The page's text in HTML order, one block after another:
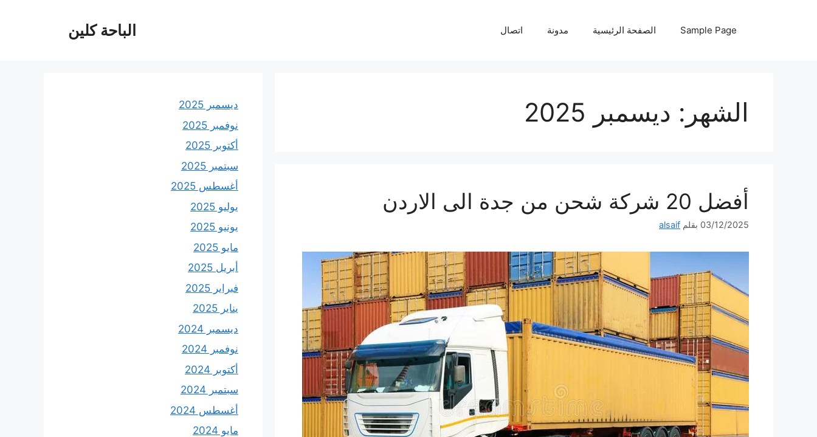
الباحة كلين Sample Page الصفحة الرئيسية مدونة اتصال
الشهر: ديسمبر 2025
أفضل 20 شركة شحن من جدة الى الاردن
03/12/2025 بقلم alsaif
ديسمبر 2025
نوفمبر 2025
أكتوبر 2025
سبتمبر 2025
أغسطس 2025
يوليو 2025
يونيو 2025
مايو 2025
أبريل 2025
فبراير 2025
يناير 2025
ديسمبر 2024
نوفمبر 2024
أكتوبر 2024
سبتمبر 2024
أغسطس 2024
مايو 2024